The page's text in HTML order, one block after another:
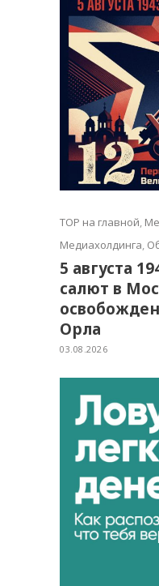
TOP на главной,
Медиахолдинга,
5 августа
салют в
Орла
03.08.2026